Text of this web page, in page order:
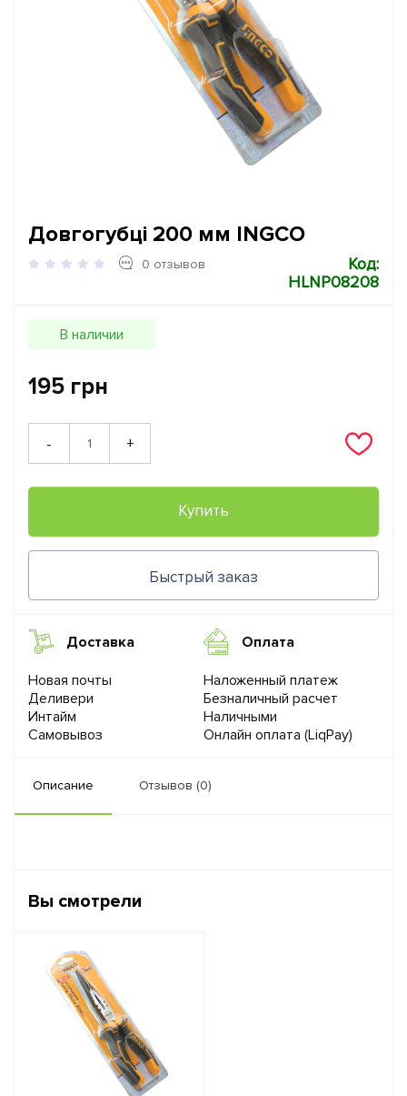
Довгогубці 200 мм INGCO
0 отзывов
Код:
HLNP08208
В наличии
195 грн
- +
Купить
Быстрый заказ
Доставка
Новая почты
Деливери
Интайм
Самовывоз
Оплата
Наложенный платеж
Безналичный расчет
Наличными
Онлайн оплата (LiqPay)
Описание Отзывов (0)
Вы смотрели